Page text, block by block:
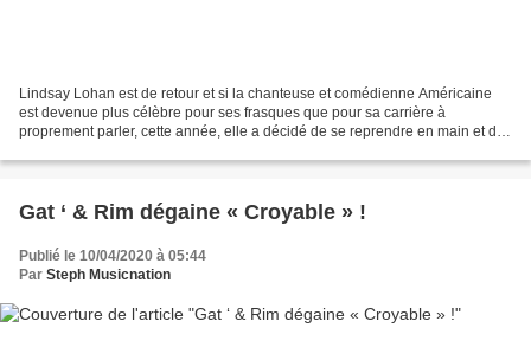
Lindsay Lohan est de retour et si la chanteuse et comédienne Américaine
est devenue plus célèbre pour ses frasques que pour sa carrière à
proprement parler, cette année, elle a décidé de se reprendre en main et de
Gat ‘ & Rim dégaine « Croyable » !
Publié le 10/04/2020 à 05:44
Par Steph Musicnation